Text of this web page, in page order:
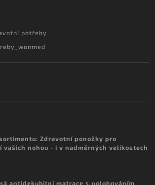
potřeby
Zdravotní ponožky pro
vašich nohou - i v nadměrných velikostech
antidekubitní matrace s polohováním